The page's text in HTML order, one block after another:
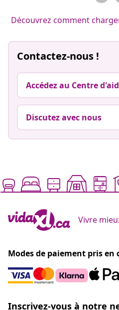
Découvrez comment
Contactez-nous !
Accédez au Centre
Discutez avec nous
Vivre
Modes de paiement pris en
Inscrivez-vous à notre